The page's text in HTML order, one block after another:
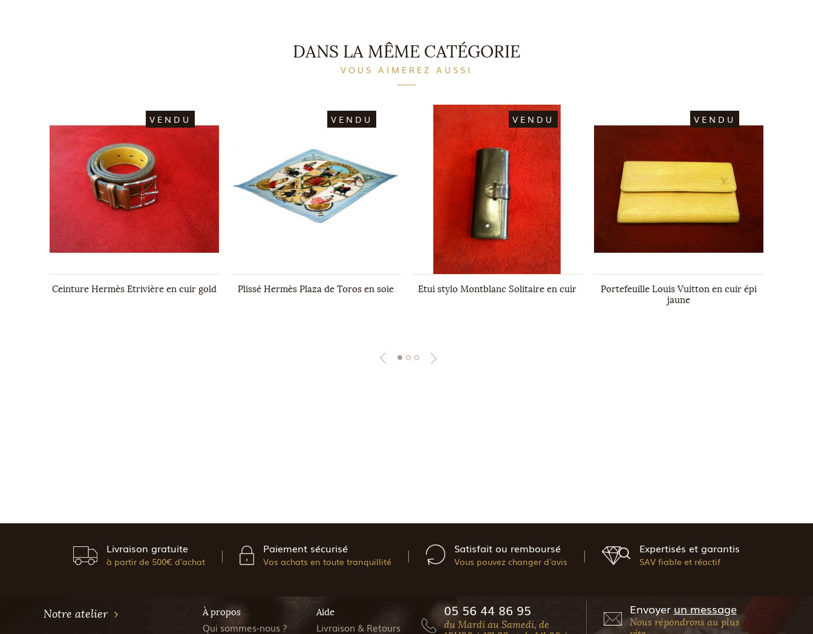
DANS LA MÊME CATÉGORIE
VOUS AIMEREZ AUSSI
VENDU
Ceinture Hermès Etrivière en cuir gold
VENDU
Plissé Hermès Plaza de Toros en soie
VENDU
Etui stylo Montblanc Solitaire en cuir
VENDU
Portefeuille Louis Vuitton en cuir épi
jaune
Livraison gratuite
à partir de 500€ d'achat
Paiement sécurisé
Vos achats en toute tranquillité
Satisfait ou remboursé
Vous pouvez changer d'avis
Expertisés et garantis
SAV fiable et réactif
Notre atelier
À propos
Qui sommes-nous ?
Aide
Livraison & Retours
05 56 44 86 95
du Mardi au Samedi, de
Envoyer un message
Nous répondrons au plus